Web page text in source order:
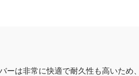
ーは非常に快適で耐久性も高いた